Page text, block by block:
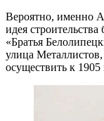
Вероятно, именно
идея
«Братья
улица
осуществить к 1905